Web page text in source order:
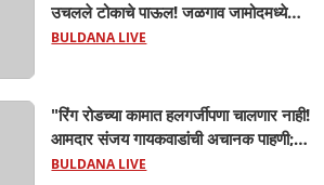
उचलले टोकाचे पाऊल! जळगाव जामोदमध्ये
खळबळ'! मुलांमधली सहनशीलता संपली काय?
BULDANA LIVE
"रिंग रोडच्या कामात हलगर्जीपणा चालणार नाही!
आमदार संजय गायकवाडांची अचानक पाहणी;
कंत्राटदारांना कडक इशारा, गुणवत्तेशी तडजोड
BULDANA LIVE